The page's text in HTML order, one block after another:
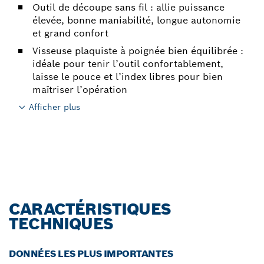
Outil de découpe sans fil : allie puissance
élevée, bonne maniabilité, longue autonomie
et grand confort
Visseuse plaquiste à poignée bien équilibrée :
idéale pour tenir l’outil confortablement,
laisse le pouce et l’index libres pour bien
maîtriser l’opération
Afficher plus
CARACTÉRISTIQUES
TECHNIQUES
DONNÉES LES PLUS IMPORTANTES